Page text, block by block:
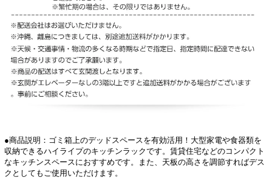
●商品説明：ゴミ箱上のデッドスペースを有効活用！大型家電や食器類を
収納できるハイライプのキッチンラックです。賃貸住宅などのコンパクト
なキッチンスペースにおすすめです。また、天板の高さを調節すればデス
クとしてもご使用いただけます。